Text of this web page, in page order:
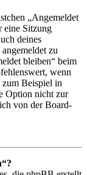
„Angemeldet
eine Sitzung
deines
zu
bleiben“ beim
wenn
Beispiel in
Option nicht zur
von der Board-